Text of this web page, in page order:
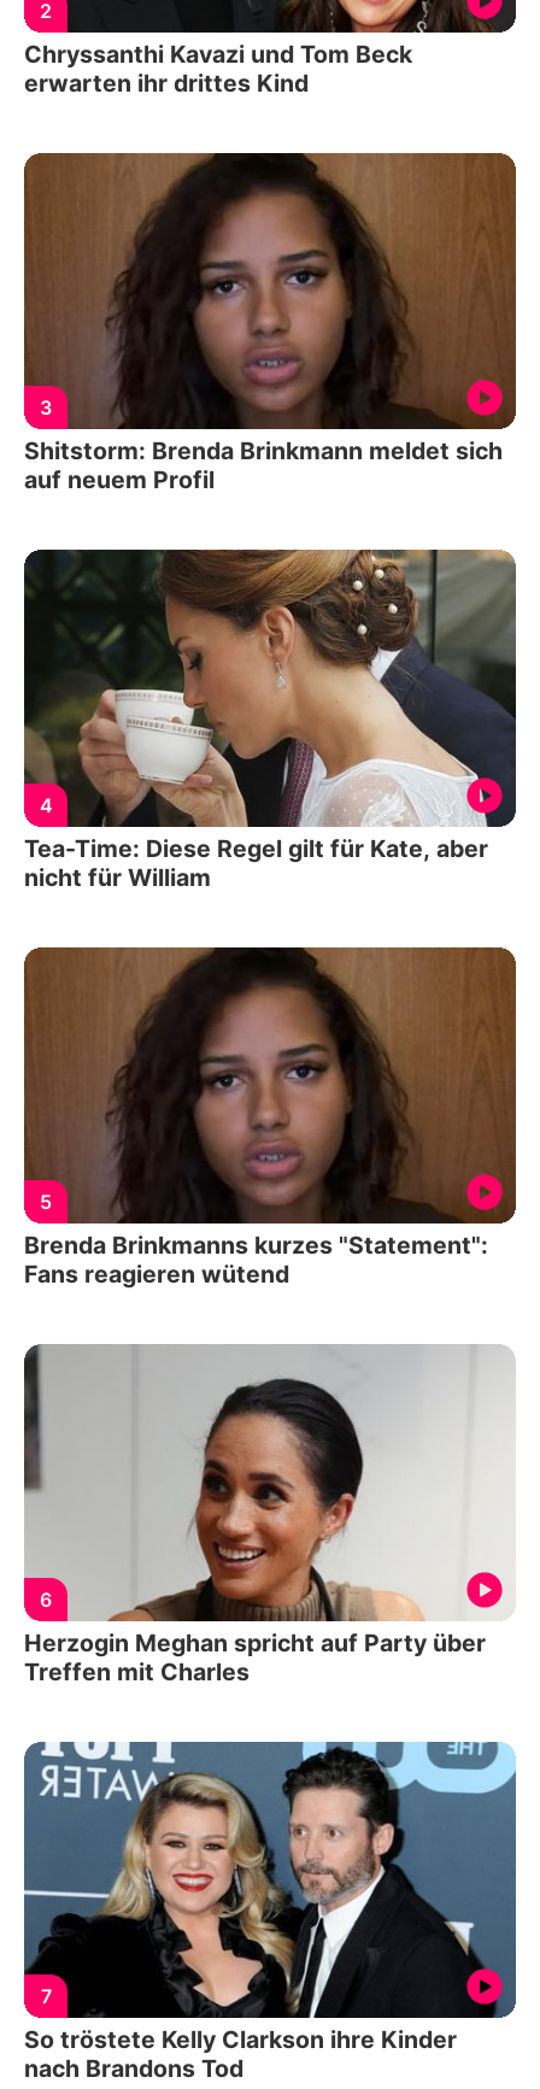
2
Chryssanthi Kavazi und Tom Beck
erwarten ihr drittes Kind
3
Shitstorm: Brenda Brinkmann meldet sich
auf neuem Profil
4
Tea-Time: Diese Regel gilt für Kate, aber
nicht für William
5
Brenda Brinkmanns kurzes "Statement":
Fans reagieren wütend
6
Herzogin Meghan spricht auf Party über
Treffen mit Charles
7
So tröstete Kelly Clarkson ihre Kinder
nach Brandons Tod